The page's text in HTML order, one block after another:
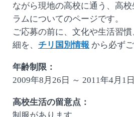
ながら現地の高校に通う、高
ラムについてのページです。
ご応募の前に、文化や生活習
細を、 チリ国別情報 から必ず
年齢制限：
2009年8月26日 ～ 2011年4月1
高校生活の留意点：